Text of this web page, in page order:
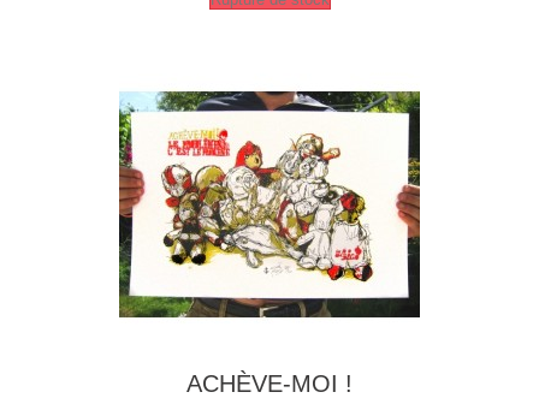
ACHÈVE-MOI !